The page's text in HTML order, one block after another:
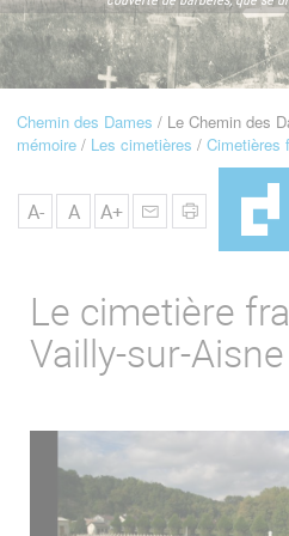
Navigation
Fil
Chemin des Dames Le Chemin des
mémoire
Les cimetières Cimetières
A- A A+
Le cimetière
Vailly-sur-Aisne